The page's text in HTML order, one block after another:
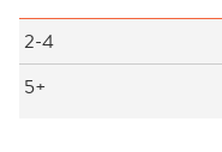
2-4
5+